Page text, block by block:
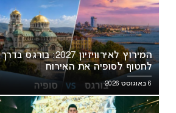
המירוץ לאירוויזיון 2027: בורגס בדרך
לחטוף לסופיה את האירוח
6 באוגוסט 2026